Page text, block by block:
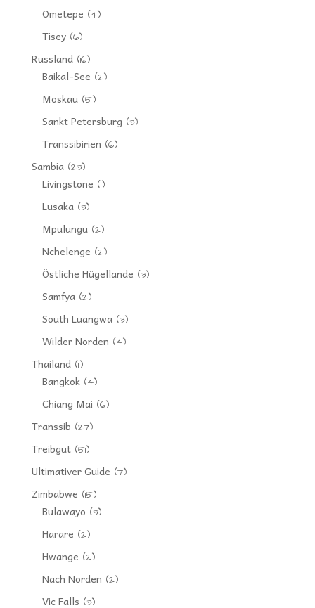
Ometepe (4)
Tisey(6)
Russland(16)
Baikal-See (2)
Moskau(5)
Sankt Petersburg (3)
Transsibirien (6)
Sambia(23)
Livingstone (1)
Lusaka(3)
Mpulungu(2)
Nchelenge (2)
Östliche Hügellande (3)
Samfya(2)
South Luangwa(3)
Wilder Norden (4)
Thailand(11)
Bangkok(4)
Chiang Mai (6)
Transsib (27)
Treibgut(51)
Ultimativer Guide (7)
Zimbabwe (15)
Bulawayo (3)
Harare (2)
Hwange (2)
Nach Norden (2)
Vic Falls (3)